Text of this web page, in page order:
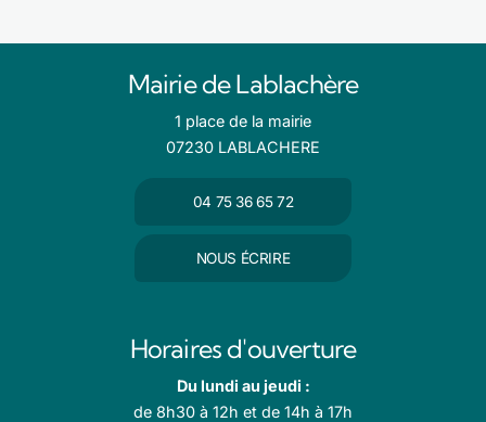
Mairie de Lablachère
1 place de la mairie
07230 LABLACHERE
04 75 36 65 72
NOUS ÉCRIRE
Horaires d'ouverture
Du lundi au jeudi :
de 8h30 à 12h et de 14h à 17h